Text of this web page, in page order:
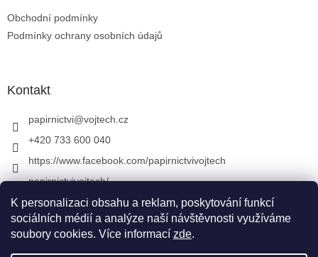
K personalizaci obsahu a reklam, poskytování funkcí
sociálních médií a analýze naší návštěvnosti využíváme
soubory cookies. Více informací zde.
Obchodní podmínky
Podmínky ochrany osobních údajů
Kontakt
papirnictvi@vojtech.cz
+420 733 600 040
https://www.facebook.com/papirnictvivojtech
papirnictvivojtech/
+420 733 600 040